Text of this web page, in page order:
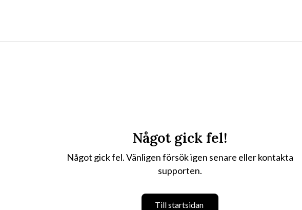
Något gick fel!
Något gick fel. Vänligen försök igen senare eller kontakta
supporten.
Till startsidan